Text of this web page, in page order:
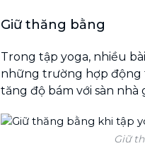
Giữ thăng bằng
Trong tập yoga, nhiều
những trường hợp động
tăng độ bám với sàn
Giữ